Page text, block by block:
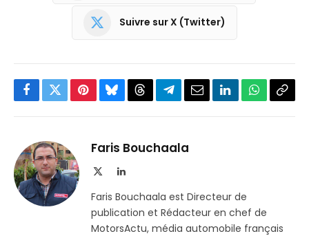
Suivre sur X (Twitter)
Facebook
TwitterPinterestBlueskyThreadsPartager
Telegram
EmailLinkedInWhatsApp
Faris Bouchaala
LinkedIn
Faris Bouchaala est Directeur de
publication et Rédacteur en chef de
MotorsActu, média automobile français